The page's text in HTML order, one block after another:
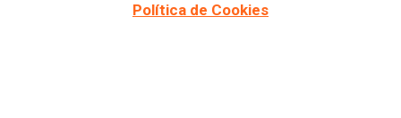
Política de Cookies